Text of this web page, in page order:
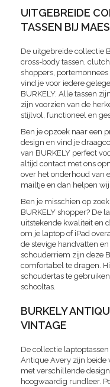
UITGEBREIDE
TASSEN BIJ
De uitgebreide collectie
cross-body tassen,
shoppers,
vind je voor iedere
BURKELY. Alle tassen
zijn voorzien van de
stijlvol, functioneel en
Ben je opzoek naar een
design en vind je
van BURKELY perfect
altijd contact met ons
over het onderhoud van
mailtje en dan helpen
Ben je misschien op
BURKELY shopper? De
uitstekende kwaliteit en
om je laptop of iPad
de stevige handvatten
schouderriem zijn deze
comfortabel te dragen.
schoudertas te
schooltas.
BURKELY
VINTAGE
De collectie
Antique Avery zijn beide
met verschillende
hoogwaardig rundleer.